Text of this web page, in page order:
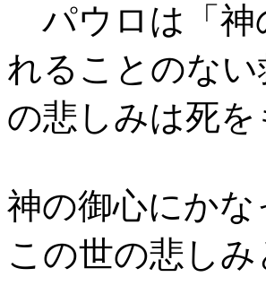
パウロは「神
れることのな
の悲しみは死
神の御心にか
この世の悲し